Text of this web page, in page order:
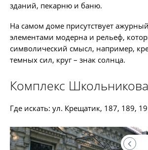
зданий, пекарню и баню.
На самом доме присутствует
элементами модерна и рельеф,
символический смысл, например,
темных сил, круг – знак солнца.
Комплекс Школьникова
Где искать: ул. Крещатик, 187, 189,